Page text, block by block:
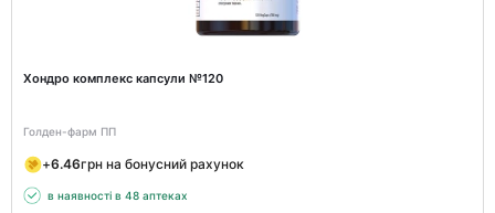
Хондро комплекс капсули №120
Голден-фарм ПП
+6.46грн на бонусний рахунок
в наявності в 48 аптеках